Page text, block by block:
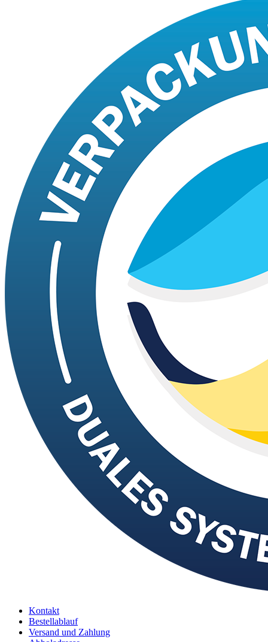
Kontakt
Bestellablauf
Versand und Zahlung